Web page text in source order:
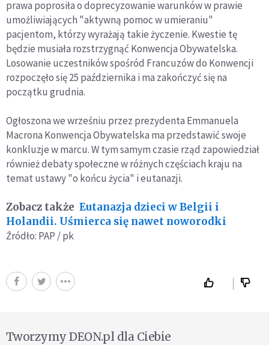
prawa poprosiła o doprecyzowanie warunków w prawie
umożliwiających "aktywną pomoc w umieraniu"
pacjentom, którzy wyrażają takie życzenie. Kwestie tę
będzie musiała rozstrzygnąć Konwencja Obywatelska.
Losowanie uczestników spośród Francuzów do Konwencji
rozpoczęło się 25 października i ma zakończyć się na
początku grudnia.
Ogłoszona we wrześniu przez prezydenta Emmanuela
Macrona Konwencja Obywatelska ma przedstawić swoje
konkluzje w marcu. W tym samym czasie rząd zapowiedział
również debaty społeczne w różnych częściach kraju na
temat ustawy "o końcu życia" i eutanazji.
Zobacz także Eutanazja dzieci w Belgii i
Holandii. Uśmierca się nawet noworodki
Źródło: PAP / pk
Tworzymy DEON.pl dla Ciebie